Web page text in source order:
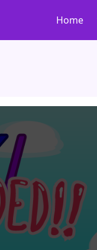
Home